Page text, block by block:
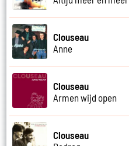
Clouseau
Anne
Clouseau
Armen wijd open
Clouseau